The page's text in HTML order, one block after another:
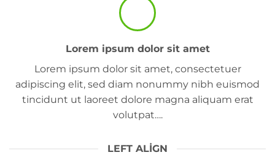
Lorem ipsum dolor sit amet
Lorem ipsum dolor sit amet, consectetuer
adipiscing elit, sed diam nonummy nibh euismod
tincidunt ut laoreet dolore magna aliquam erat
volutpat….
LEFT ALIGN